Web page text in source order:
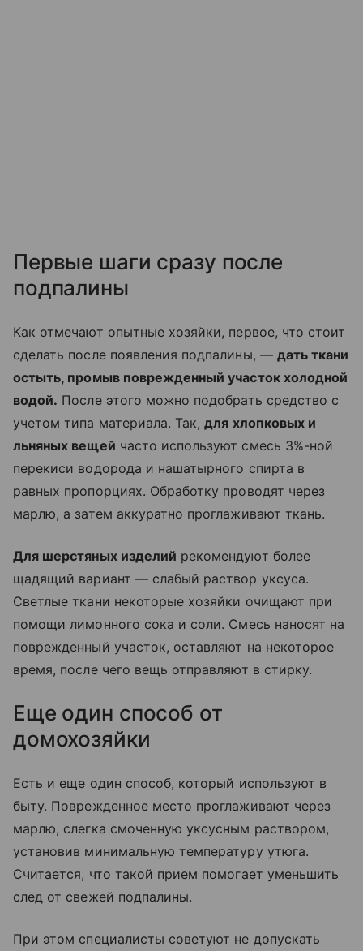
Первые шаги сразу после
подпалины
Как отмечают опытные хозяйки, первое, что стоит
сделать после появления подпалины, — дать ткани
остыть, промыв поврежденный участок холодной
водой. После этого можно подобрать средство с
учетом типа материала. Так,для хлопковых и
льняных вещей часто используют смесь 3%-ной
перекиси водорода и нашатырного спирта в
равных пропорциях. Обработку проводят через
марлю, а затем аккуратно проглаживают ткань.
Для шерстяных изделий рекомендуют более
щадящий вариант — слабый раствор уксуса.
Светлые ткани некоторые хозяйки очищают при
помощи лимонного сока и соли. Смесь наносят на
поврежденный участок, оставляют на некоторое
время, после чего вещь отправляют в стирку.
Еще один способ от
домохозяйки
Есть и еще один способ, который используют в
быту. Поврежденное место проглаживают через
марлю, слегка смоченную уксусным раствором,
установив минимальную температуру утюга.
Считается, что такой прием помогает уменьшить
след от свежей подпалины.
При этом специалисты советуют не допускать